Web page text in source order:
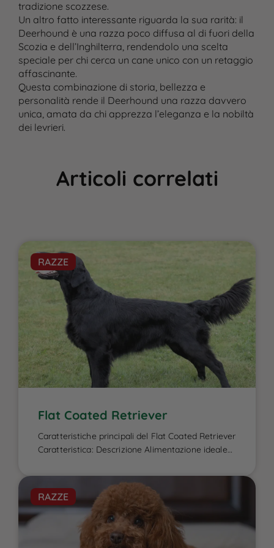
tradizione scozzese.
Un altro fatto interessante riguarda la sua rarità: il
Deerhound è una razza poco diffusa al di fuori della
Scozia e dell’Inghilterra, rendendolo una scelta
speciale per chi cerca un cane unico con un retaggio
affascinante.
Questa combinazione di storia, bellezza e
personalità rende il Deerhound una razza davvero
unica, amata da chi apprezza l’eleganza e la nobiltà
dei levrieri.
Articoli correlati
RAZZE
Flat Coated Retriever
Caratteristiche principali del Flat Coated Retriever
Caratteristica: Descrizione Alimentazione ideale
Flat Coated Retriever è un elemento cruciale per
garantire la sua energia elevata, il benessere
fisico e la salute del mantello, caratteristiche che
lo contraddistinguono. Essendo un cane attivo e
di taglia media-grande, ha bisogno di una dieta
RAZZE